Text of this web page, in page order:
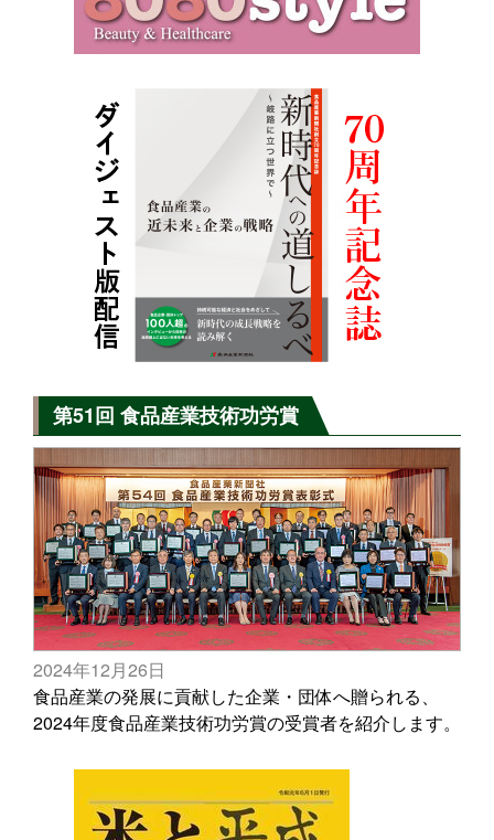
第51回 食品産業技術功労賞
2024年12月26日
食品産業の発展に貢献した企業・団体へ贈られる、
2024年度食品産業技術功労賞の受賞者を紹介します。